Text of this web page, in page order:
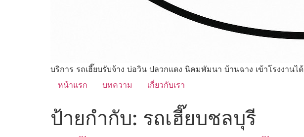
บริการ รถเฮี๊ยบรับจ้าง บ่อวิน ปลวกแดง นิคมพัมนา บ้านฉาง เข้าโรงงานได้
หน้าแรก
บทความ เกี่ยวกับเรา
ป้ายกำกับ: รถเฮี๊ยบชลบุรี